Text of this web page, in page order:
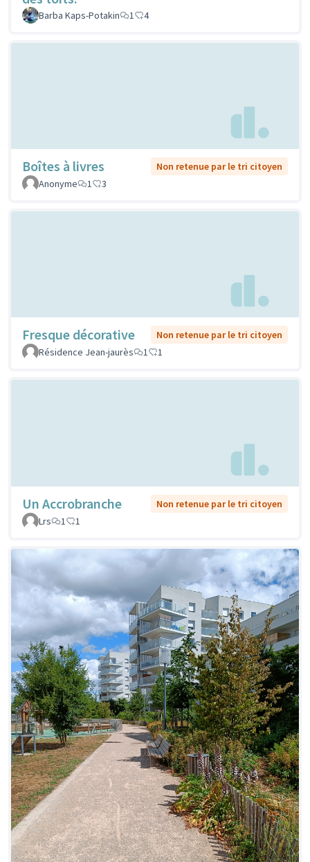
Barba Kaps-Potakin 1 4
Boîtes à livres
Non retenue par le tri citoyen
Anonyme
1 3
Fresque décorative
Non retenue par le tri citoyen
Résidence Jean-jaurès
1 1
Un Accrobranche
Non retenue par le tri citoyen
Lrs
1 1